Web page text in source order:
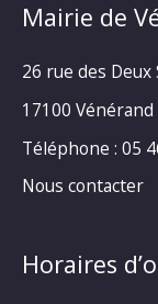
Mairie de
26 rue des Deux
17100 Vénérand
Téléphone : 05
Nous contacter
Horaires